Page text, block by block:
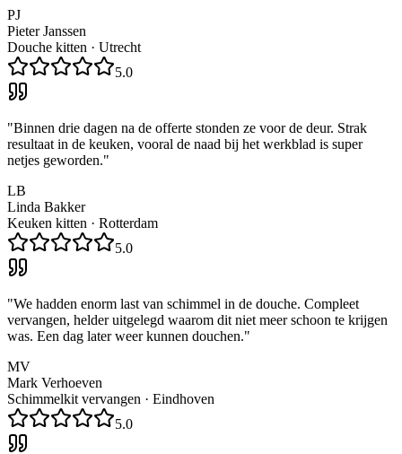
PJ
Pieter Janssen
Douche kitten · Utrecht
5.0
"Binnen drie dagen na de offerte stonden ze voor de deur. Strak
resultaat in de keuken, vooral de naad bij het werkblad is super
netjes geworden."
LB
Linda Bakker
Keuken kitten · Rotterdam
5.0
"We hadden enorm last van schimmel in de douche. Compleet
vervangen, helder uitgelegd waarom dit niet meer schoon te krijgen
was. Een dag later weer kunnen douchen."
MV
Mark Verhoeven
Schimmelkit vervangen · Eindhoven
5.0